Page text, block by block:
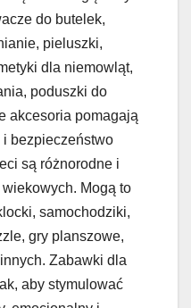
do butelek,
pieluszki,
dla niemowląt,
poduszki do
akcesoria pomagają
bezpieczeństwo
są różnorodne i
Mogą to
samochodziki,
gry planszowe,
Zabawki dla
aby stymulować